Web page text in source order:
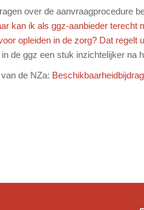
over de aanvraagprocedure
kan ik als ggz-aanbieder terecht
opleiden in de zorg? Dat regelt
de ggz een stuk inzichtelijker na
de NZa: